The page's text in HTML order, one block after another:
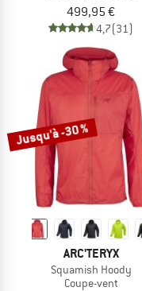
499,95 €
4,7(31)
Jusqu'à -30 %
ARC'TERYX
Squamish Hoody
Coupe-vent